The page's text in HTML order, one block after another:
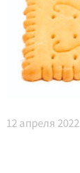
12апреля 2022